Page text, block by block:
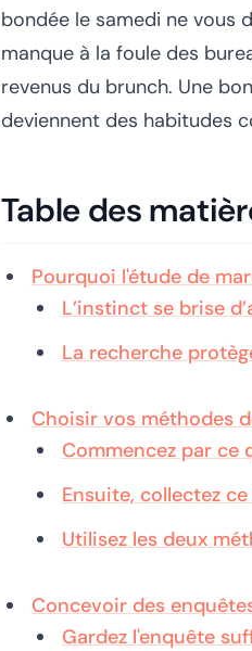
bondée le samedi ne vous
manque à la foule des
revenus du brunch. Une
deviennent des habitudes
Table des
Pourquoi l'étude de
L’instinct se brise
La recherche
Choisir vos méthodes
Commencez par ce
Ensuite, collectez
Utilisez les deux
Concevoir des
Gardez l'enquête